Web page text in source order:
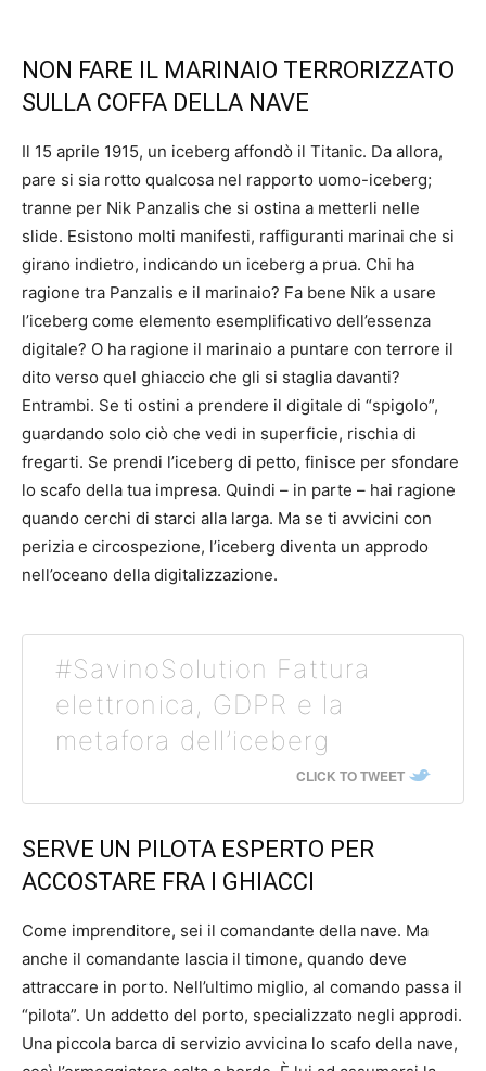
NON FARE IL MARINAIO TERRORIZZATO
SULLA COFFA DELLA NAVE
Il 15 aprile 1915, un iceberg affondò il Titanic. Da allora,
pare si sia rotto qualcosa nel rapporto uomo-iceberg;
tranne per Nik Panzalis che si ostina a metterli nelle
slide. Esistono molti manifesti, raffiguranti marinai che si
girano indietro, indicando un iceberg a prua. Chi ha
ragione tra Panzalis e il marinaio? Fa bene Nik a usare
l’iceberg come elemento esemplificativo dell’essenza
digitale? O ha ragione il marinaio a puntare con terrore il
dito verso quel ghiaccio che gli si staglia davanti?
Entrambi. Se ti ostini a prendere il digitale di “spigolo”,
guardando solo ciò che vedi in superficie, rischia di
fregarti. Se prendi l’iceberg di petto, finisce per sfondare
lo scafo della tua impresa. Quindi – in parte – hai ragione
quando cerchi di starci alla larga. Ma se ti avvicini con
perizia e circospezione, l’iceberg diventa un approdo
nell’oceano della digitalizzazione.
#SavinoSolution Fattura
elettronica, GDPR e la
metafora dell’iceberg
CLICK TO TWEET
SERVE UN PILOTA ESPERTO PER
ACCOSTARE FRA I GHIACCI
Come imprenditore, sei il comandante della nave. Ma
anche il comandante lascia il timone, quando deve
attraccare in porto. Nell’ultimo miglio, al comando passa il
“pilota”. Un addetto del porto, specializzato negli approdi.
Una piccola barca di servizio avvicina lo scafo della nave,